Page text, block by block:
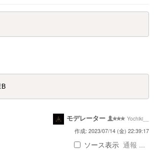
モデレーター
Yochiki__
作成: 2023/07/14 (金) 22:39:17
ソース表示 通報 ...